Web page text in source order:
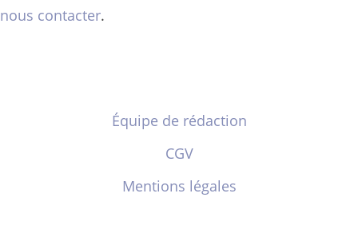
nous contacter.
Équipe de rédaction
CGV
Mentions légales